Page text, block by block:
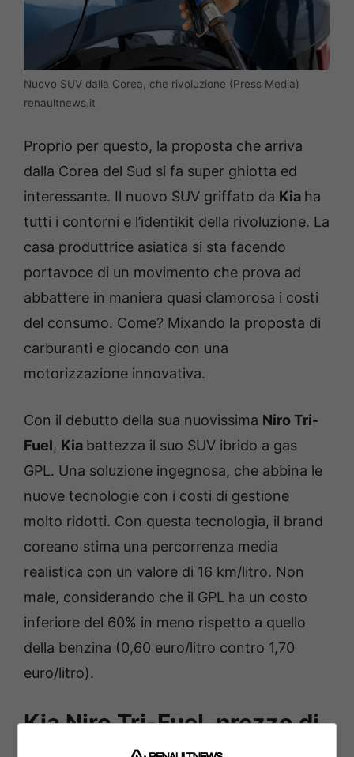
Nuovo SUV dalla Corea, che rivoluzione (Press Media)
renaultnews.it
Proprio per questo, la proposta che arriva
dalla Corea del Sud si fa super ghiotta ed
interessante. Il nuovo SUV griffato da Kia ha
tutti i contorni e l’identikit della rivoluzione. La
casa produttrice asiatica si sta facendo
portavoce di un movimento che prova ad
abbattere in maniera quasi clamorosa i costi
del consumo. Come? Mixando la proposta di
carburanti e giocando con una
motorizzazione innovativa.
Con il debutto della sua nuovissima Niro Tri-
Fuel, Kia battezza il suo SUV ibrido a gas
GPL. Una soluzione ingegnosa, che abbina le
nuove tecnologie con i costi di gestione
molto ridotti. Con questa tecnologia, il brand
coreano stima una percorrenza media
realistica con un valore di 16 km/litro. Non
male, considerando che il GPL ha un costo
inferiore del 60% in meno rispetto a quello
della benzina (0,60 euro/litro contro 1,70
euro/litro).
Kia Niro Tri-Fuel, prezzo di